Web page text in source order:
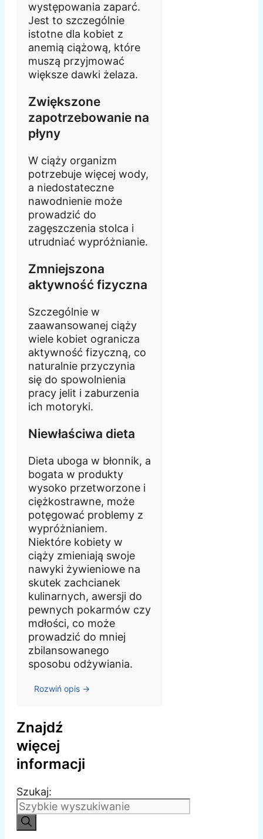
występowania zaparć.
Jest to szczególnie
istotne dla kobiet z
anemią ciążową, które
muszą przyjmować
większe dawki żelaza.
Zwiększone
zapotrzebowanie na
płyny
W ciąży organizm
potrzebuje więcej wody,
a niedostateczne
nawodnienie może
prowadzić do
zagęszczenia stolca i
utrudniać wypróżnianie.
Zmniejszona
aktywność fizyczna
Szczególnie w
zaawansowanej ciąży
wiele kobiet ogranicza
aktywność fizyczną, co
naturalnie przyczynia
się do spowolnienia
pracy jelit i zaburzenia
ich motoryki.
Niewłaściwa dieta
Dieta uboga w błonnik, a
bogata w produkty
wysoko przetworzone i
ciężkostrawne, może
potęgować problemy z
wypróżnianiem.
Niektóre kobiety w
ciąży zmieniają swoje
nawyki żywieniowe na
skutek zachcianek
kulinarnych, awersji do
pewnych pokarmów czy
mdłości, co może
prowadzić do mniej
zbilansowanego
sposobu odżywiania.
Rozwiń opis →
Znajdź
więcej
informacji
Szukaj: